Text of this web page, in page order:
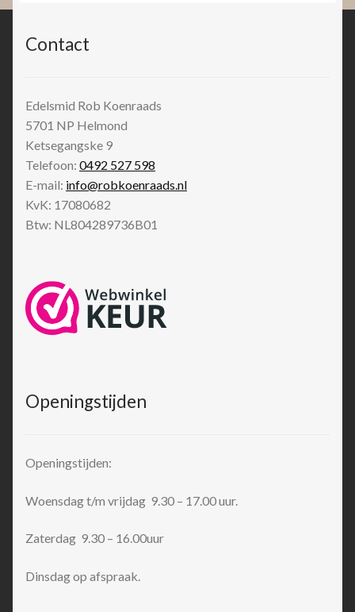
Contact
Edelsmid Rob Koenraads
5701 NP Helmond
Ketsegangske 9
Telefoon: 0492 527 598
E-mail: info@robkoenraads.nl
KvK: 17080682
Btw: NL804289736B01
Openingstijden
Openingstijden:
Woensdag t/m vrijdag 9.30 – 17.00 uur.
Zaterdag 9.30 – 16.00uur
Dinsdag op afspraak.